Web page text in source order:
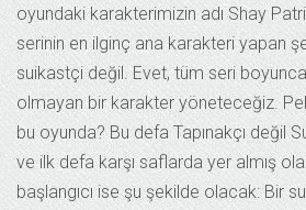
oyundaki karakterimizin adı Shay
serinin en ilginç ana karakteri yapan
suikastçi değil. Evet, tüm seri
olmayan bir karakter yöneteceğiz.
bu oyunda? Bu defa Tapınakçı değil
ve ilk defa karşı saflarda yer almış
başlangıcı ise şu şekilde olacak: Bir